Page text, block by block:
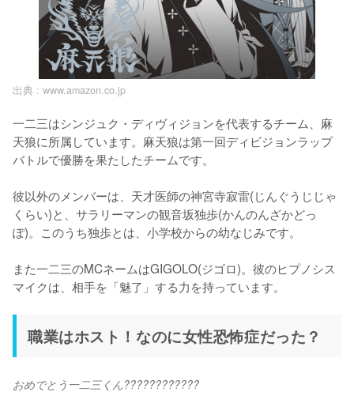
出典 : www.amazon.co.jp
一二三はシンジュク・ディヴィジョンを代表するチーム、麻
天狼に所属しています。麻天狼は第一回ディビジョンラップ
バトルで優勝を果たしたチームです。
彼以外のメンバーは、天才医師の神宮寺寂雷(じんぐうじじゃ
くらい)と、サラリーマンの観音坂独歩(かんのんざかどっ
ぽ)。このうち独歩とは、小学校からの幼なじみです。
また一二三のMCネームはGIGOLO(ジゴロ)。彼のヒプノシス
マイクは、相手を「魅了」する力を持っています。
職業はホスト！なのに女性恐怖症だった？
おめでとう一二三くん????????????